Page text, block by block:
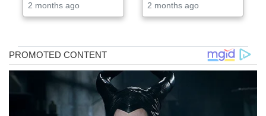
2 months ago 2 months ago